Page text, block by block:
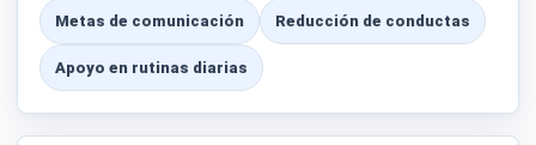
Metas de comunicación Reducción de conductas
Apoyo en rutinas diarias